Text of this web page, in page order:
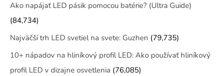
Ako napájať LED pásik pomocou batérie? (Ultra Guide)
(84,734)
Najväčší trh LED svetiel na svete: Guzhen (79,735)
10+ nápadov na hliníkový profil LED: Ako používať hliníkový
profil LED v dizajne osvetlenia (76,085)